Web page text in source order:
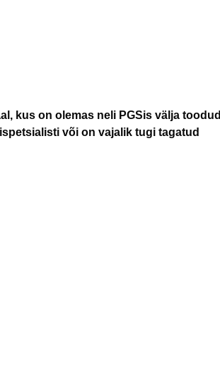
kus on olemas neli PGSis välja toodud
või on vajalik tugi tagatud